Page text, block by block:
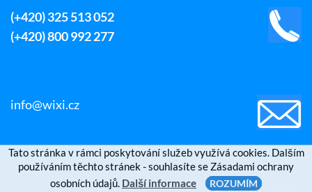
(+420) 325 513 052
(+420) 800 992 277
info@wixi.cz
Tato stránka v rámci poskytování služeb využívá cookies. Dalším
používáním těchto stránek - souhlasíte se Zásadami ochrany
osobních údajů. Další informace ROZUMÍM